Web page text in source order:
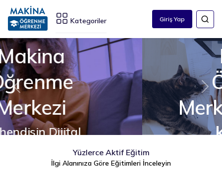
Kategoriler Giriş Yap
Makina
Öğrenme
Merkezi Kullanıcı
Kılavuzu
İncelemek İçin Tıklayın
Geri İleri
Yüzlerce Aktif Eğitim
İlgi Alanınıza Göre Eğitimleri İnceleyin